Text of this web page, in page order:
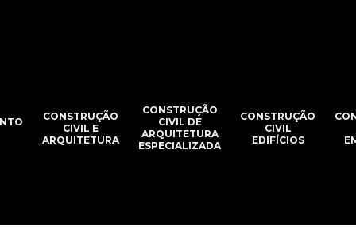
CONSTRUÇÃO
CIVIL E
ARQUITETURA
CONSTRUÇÃO
CIVIL DE
ARQUITETURA
ESPECIALIZADA
CONSTRUÇÃO
CIVIL
EDIFÍCIOS